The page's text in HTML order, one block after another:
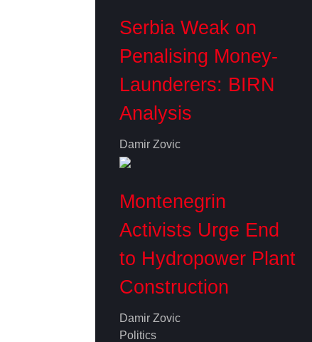
Serbia Weak on
Penalising Money-
Launderers: BIRN
Analysis
Damir Zovic
Montenegrin
Activists Urge End
to Hydropower Plant
Construction
Damir Zovic
Politics